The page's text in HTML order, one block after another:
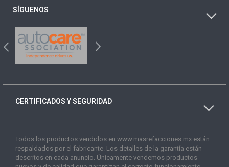
SÍGUENOS
CERTIFICADOS Y SEGURIDAD
Todos los productos vendidos en www.masrefacciones.mx están
respaldados por el fabricante. Los detalles de la garantía están
descritos en cada anuncio. Únicamente vendemos productos